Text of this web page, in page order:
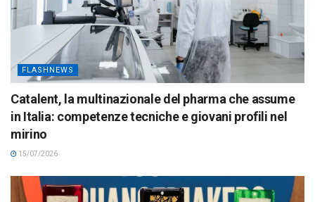
FLASHNEWS
Catalent, la multinazionale del pharma che assume
in Italia: competenze tecniche e giovani profili nel
mirino
15/07/2026